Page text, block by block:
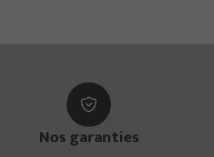
Nos garanties